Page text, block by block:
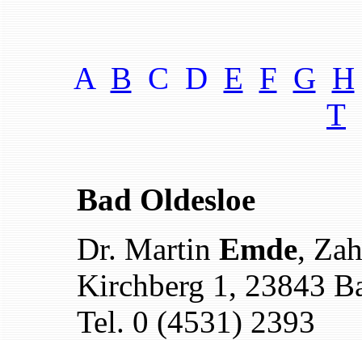
A B C D E F G H
T
Bad Oldesloe
Dr. Martin Emde,
Kirchberg 1, 23843
Tel. 0 (4531) 2393